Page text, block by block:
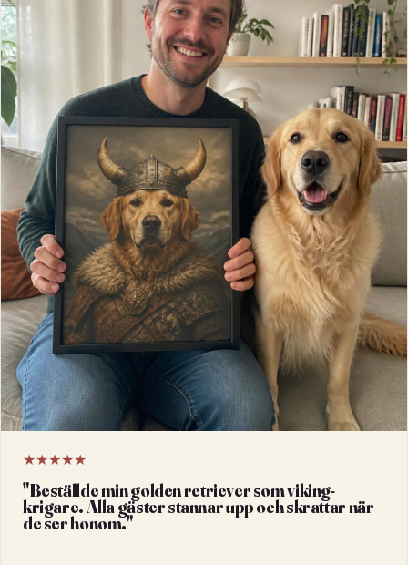
★★★★★
"Beställde min golden retriever som viking-
krigare. Alla gäster stannar upp och skrattar när
de ser honom."